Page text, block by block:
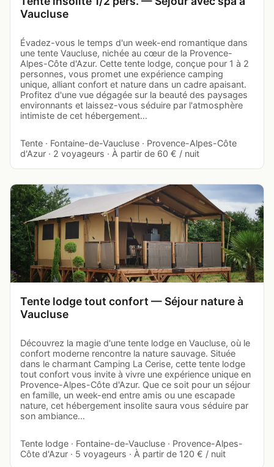
Vaucluse
Évadez-vous le temps d'un week-end romantique dans
une tente Vaucluse, nichée au cœur de la Provence-
Alpes-Côte d'Azur. Cette tente lodge, conçue pour 1 à 2
personnes, vous promet une expérience camping
unique, alliant confort et nature dans un cadre apaisant.
Profitez d'une vue dégagée sur la beauté des paysages
environnants et laissez-vous séduire par l'atmosphère
intimiste de cet hébergement…
Tente · Fontaine-de-Vaucluse · Provence-Alpes-Côte
d'Azur · 2 voyageurs · À partir de 60 € / nuit
Tente lodge tout confort — Séjour nature à
Vaucluse
Découvrez la magie d'une tente lodge en Vaucluse, où le
confort moderne rencontre la nature sauvage. Située
dans le charmant Camping La Cerise, cette tente lodge
tout confort vous invite à vivre une expérience unique en
Provence-Alpes-Côte d'Azur. Que ce soit pour un séjour
en famille, un week-end entre amis ou une escapade
nature, cet hébergement insolite saura vous séduire par
son ambiance…
Tente lodge · Fontaine-de-Vaucluse · Provence-Alpes-
Côte d'Azur · 5 voyageurs · À partir de 120 € / nuit